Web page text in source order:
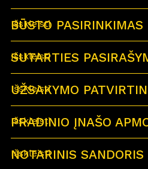
Išskleisti
BŪSTO PASIRINKIMAS
Išskleisti
SUTARTIES
Išskleisti
UŽSAKYMO
Išskleisti
PRADINIO ĮNAŠO
Išskleisti
NOTARINIS SANDORIS